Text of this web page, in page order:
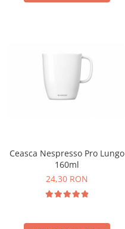
Ceasca Nespresso Pro Lungo
160ml
24,30 RON